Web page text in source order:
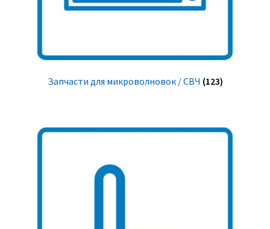
Запчасти для микроволновок / СВЧ (123)